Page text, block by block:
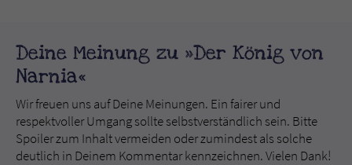
Deine Meinung zu »Der König von
Narnia«
Wir freuen uns auf Deine Meinungen. Ein fairer und
respektvoller Umgang sollte selbstverständlich sein. Bitte
Spoiler zum Inhalt vermeiden oder zumindest als solche
deutlich in Deinem Kommentar kennzeichnen. Vielen Dank!